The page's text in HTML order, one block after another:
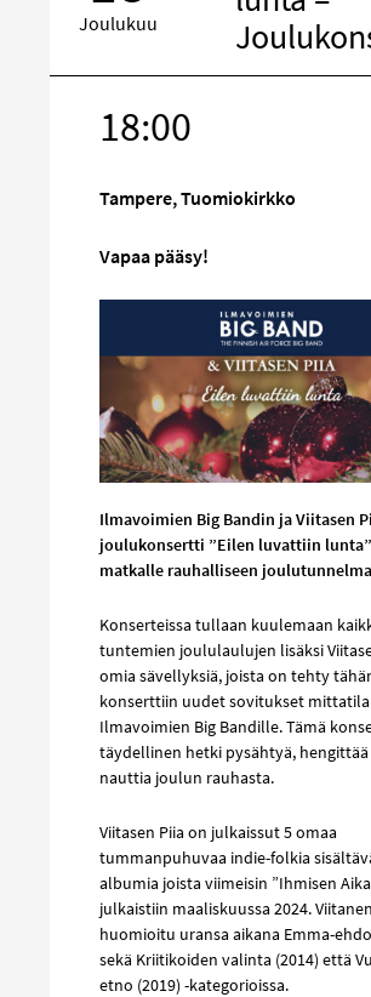
Joulukuu
18:00
Tampere, Tuomiokirkko
Vapaa pääsy!
Ilmavoimien Big Bandin ja Viitasen
joulukonsertti ”Eilen luvattiin
matkalle rauhalliseen
Konserteissa tullaan kuulemaan
tuntemien joululaulujen lisäksi
omia sävellyksiä, joista on tehty
konserttiin uudet sovitukset
Ilmavoimien Big Bandille. Tämä
täydellinen hetki pysähtyä, hengittää
nauttia joulun rauhasta.
Viitasen Piia on julkaissut 5 omaa
tummanpuhuvaa indie-folkia
albumia joista viimeisin ”Ihmisen
julkaistiin maaliskuussa 2024.
huomioitu uransa aikana Emma-
sekä Kriitikoiden valinta (2014) että
etno (2019) -kategorioissa.